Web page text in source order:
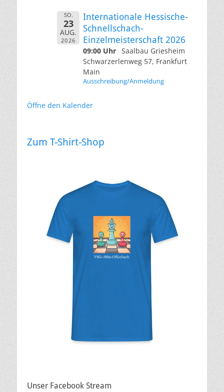
SO.
23
AUG.
2026
Internationale Hessische-
Schnellschach-
Einzelmeisterschaft 2026
09:00 Uhr Saalbau Griesheim
Schwarzerlenweg 57, Frankfurt
Main
Ausschreibung/Anmeldung
Öffne den Kalender
Zum T-Shirt-Shop
Unser Facebook Stream